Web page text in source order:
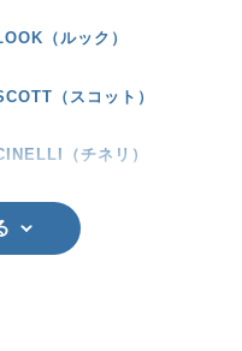
（ルック）
（スコット）
（チネリ）